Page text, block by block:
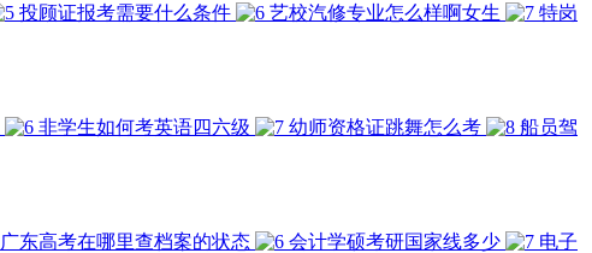
投顾证报考需要什么条件 艺校汽修专业怎么样啊女生
特岗
非学生如何考英语四六级 幼师资格证跳舞怎么考
船员驾
广东高考在哪里查档案的状态 会计学硕考研国家线多少
电子